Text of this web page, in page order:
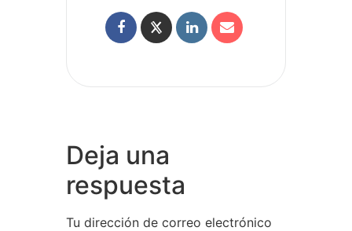
Deja una
respuesta
Tu dirección de correo electrónico